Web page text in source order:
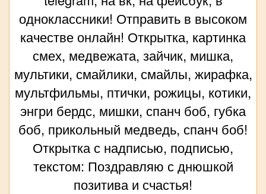
одноклассники! Отправить в высоком
качестве онлайн! Открытка, картинка
смех, медвежата, зайчик, мишка,
мультики, смайлики, смайлы, жирафка,
мультфильмы, птички, рожицы, котики,
энгри бердс, мишки, спанч боб, губка
боб, прикольный медведь, спанч боб!
Открытка с надписью, подписью,
текстом: Поздравляю с днюшкой
позитива и счастья!